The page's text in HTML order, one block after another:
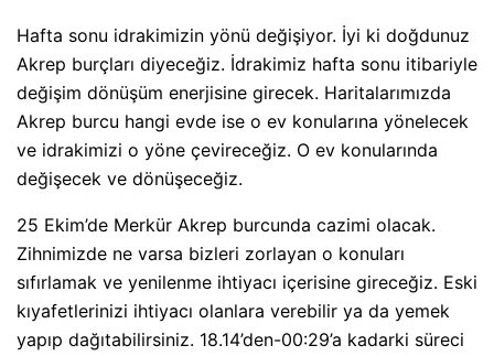
Hafta sonu idrakimizin yönü değişiyor. İyi ki doğdunuz
Akrep burçları diyeceğiz. İdrakimiz hafta sonu itibariyle
değişim dönüşüm enerjisine girecek. Haritalarımızda
Akrep burcu hangi evde ise o ev konularına yönelecek
ve idrakimizi o yöne çevireceğiz. O ev konularında
değişecek ve dönüşeceğiz.
25 Ekim’de Merkür Akrep burcunda cazimi olacak.
Zihnimizde ne varsa bizleri zorlayan o konuları
sıfırlamak ve yenilenme ihtiyacı içerisine gireceğiz. Eski
kıyafetlerinizi ihtiyacı olanlara verebilir ya da yemek
yapıp dağıtabilirsiniz. 18.14’den-00:29’a kadarki süreci